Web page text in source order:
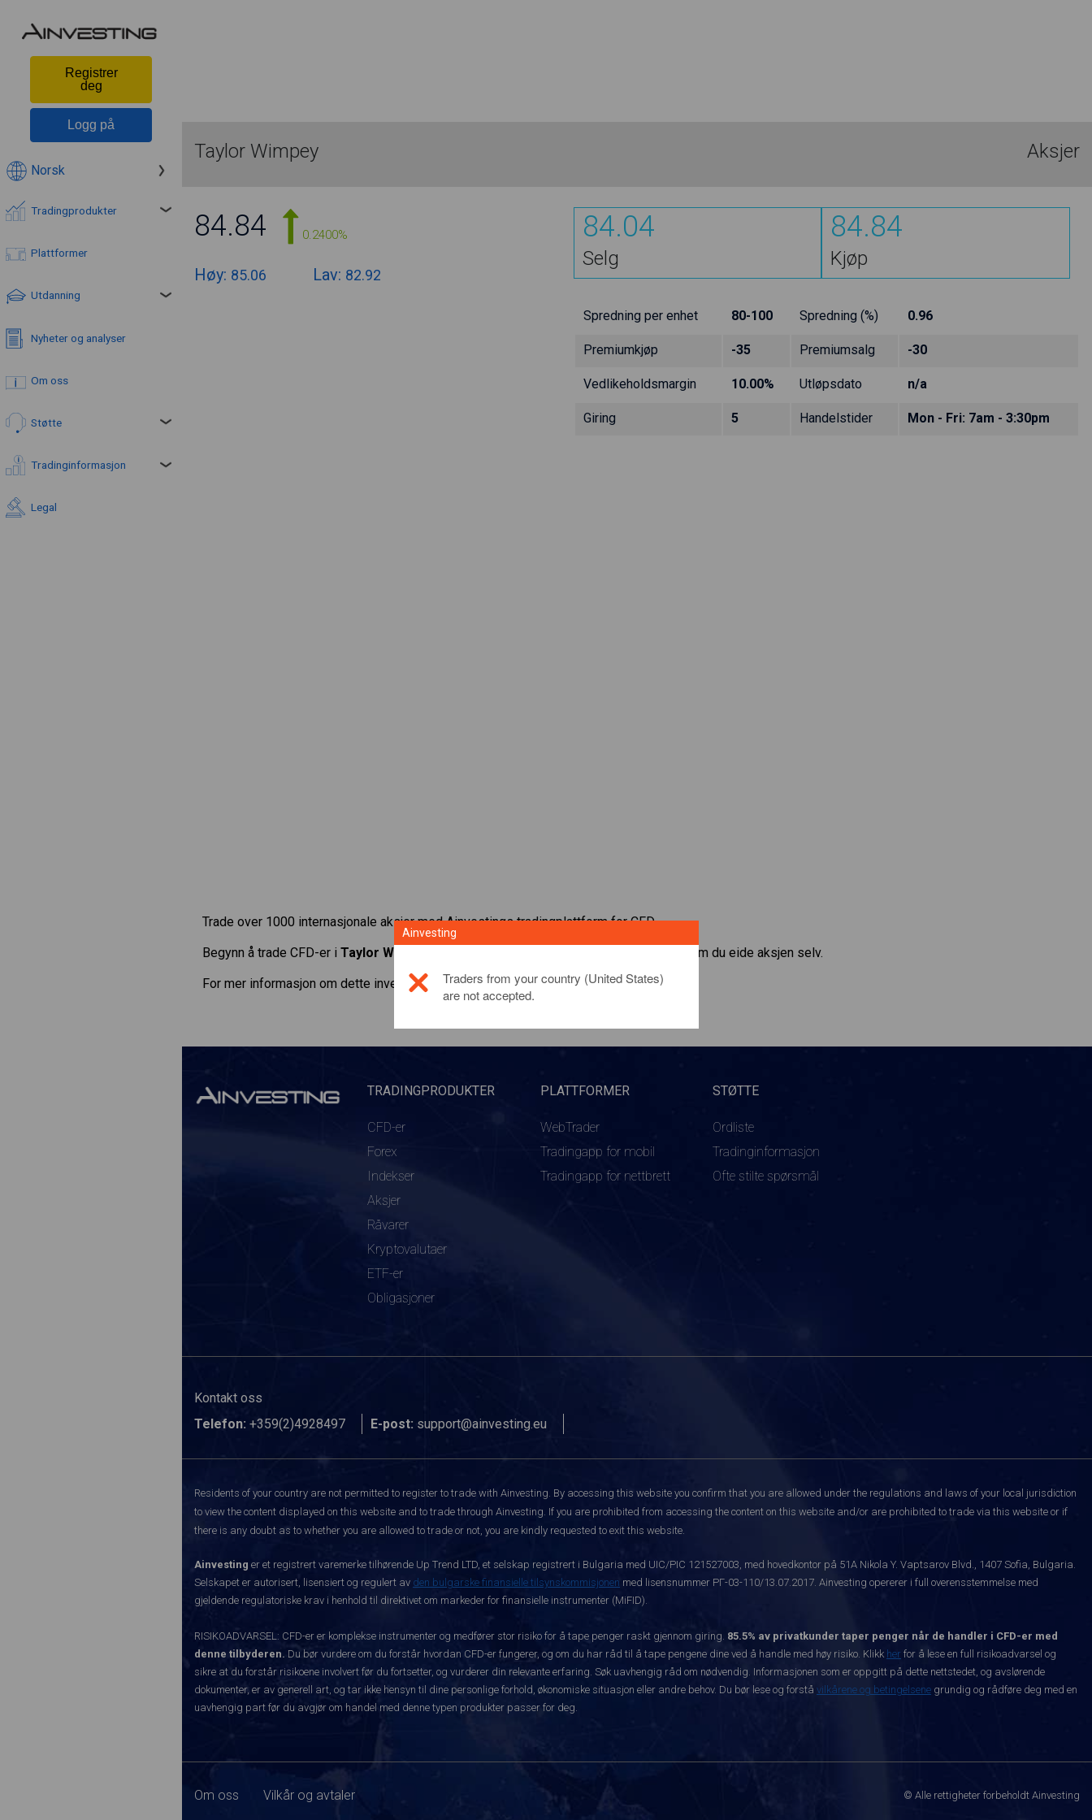
Registrer
deg
Logg på
Norsk
Tradingprodukter
Plattformer
Utdanning
Nyheter og analyser
Om oss
Støtte
Tradinginformasjon
Legal
Taylor Wimpey Aksjer
84.84 0.2400%
Høy: 85.06 Lav: 82.92
84.04
Selg
84.84
Kjøp
Spredning per enhet 80-100 Spredning (%) 0.96
Premiumkjøp -35 Premiumsalg -30
Vedlikeholdsmargin 10.00% Utløpsdato n/a
Giring 5 Handelstider Mon - Fri: 7am - 3:30pm
Trade over 1000 internasjonale aksjer med Ainvestings tradingplattform for CFD.
Begynn å trade CFD-er i Taylor Wimpey
. Få noteringer i sanntid og motta utbytte som om du eide aksjen selv.
For mer informasjon om dette investeringsproduktet,klikk her
TRADINGPRODUKTER
CFD-er
Forex
Indekser
Aksjer
Råvarer
Kryptovalutaer
ETF-er
Obligasjoner
PLATTFORMER
WebTrader
Tradingapp for mobil
Tradingapp for nettbrett
STØTTE
Ordliste
Tradinginformasjon
Ofte stilte spørsmål
Kontakt oss
Telefon: +359(2)4928497 E-post: support@ainvesting.eu
Residents of your country are not permitted to register to trade with Ainvesting. By accessing this website you confirm that you are allowed under the regulations and laws of your local jurisdiction
to view the content displayed on this website and to trade through Ainvesting. If you are prohibited from accessing the content on this website and/or are prohibited to trade via this website or if
there is any doubt as to whether you are allowed to trade or not, you are kindly requested to exit this website.
Ainvesting er et registrert varemerke tilhørende Up Trend LTD, et selskap registrert i Bulgaria med UIC/PIC 121527003, med hovedkontor på 51A Nikola Y. Vaptsarov Blvd., 1407 Sofia, Bulgaria.
Selskapet er autorisert, lisensiert og regulert av den bulgarske finansielle tilsynskommisjonen med lisensnummer РГ-03-110/13.07.2017. Ainvesting opererer i full overensstemmelse med
gjeldende regulatoriske krav i henhold til direktivet om markeder for finansielle instrumenter (MiFID).
RISIKOADVARSEL: CFD-er er komplekse instrumenter og medfører stor risiko for å tape penger raskt gjennom giring. 85.5% av privatkunder taper penger når de handler i CFD-er med
denne tilbyderen. Du bør vurdere om du forstår hvordan CFD-er fungerer, og om du har råd til å tape pengene dine ved å handle med høy risiko. Klikk her for å lese en full risikoadvarsel og
sikre at du forstår risikoene involvert før du fortsetter, og vurderer din relevante erfaring. Søk uavhengig råd om nødvendig. Informasjonen som er oppgitt på dette nettstedet, og avslørende
dokumenter, er av generell art, og tar ikke hensyn til dine personlige forhold, økonomiske situasjon eller andre behov. Du bør lese og forstå vilkårene og betingelsene grundig og rådføre deg med en
uavhengig part før du avgjør om handel med denne typen produkter passer for deg.
Om oss Vilkår og avtaler © Alle rettigheter forbeholdt Ainvesting
Ainvesting
Traders from your country (United States)
are not accepted.